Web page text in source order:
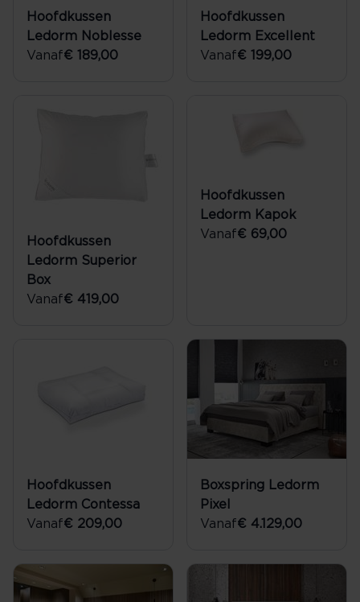
Hoofdkussen
Ledorm Noblesse
Vanaf€ 189,00
Hoofdkussen
Ledorm Excellent
Vanaf€ 199,00
Hoofdkussen
Ledorm Superior
Box
Vanaf€ 419,00
Hoofdkussen
Ledorm Kapok
Vanaf€ 69,00
Hoofdkussen
Ledorm Contessa
Vanaf€ 209,00
Boxspring Ledorm
Pixel
Vanaf€ 4.129,00